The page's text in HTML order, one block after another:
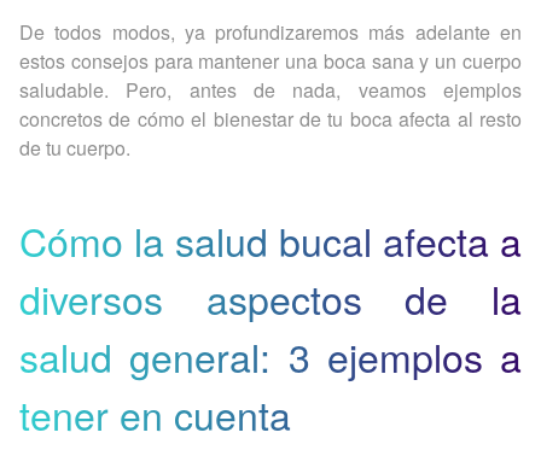
De todos modos, ya profundizaremos más adelante en
estos consejos para mantener una boca sana y un cuerpo
saludable. Pero, antes de nada, veamos ejemplos
concretos de cómo el bienestar de tu boca afecta al resto
de tu cuerpo.
Cómo la salud bucal afecta a
diversos aspectos de la
salud general: 3 ejemplos a
tener en cuenta